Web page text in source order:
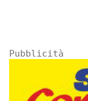
Pubblicità